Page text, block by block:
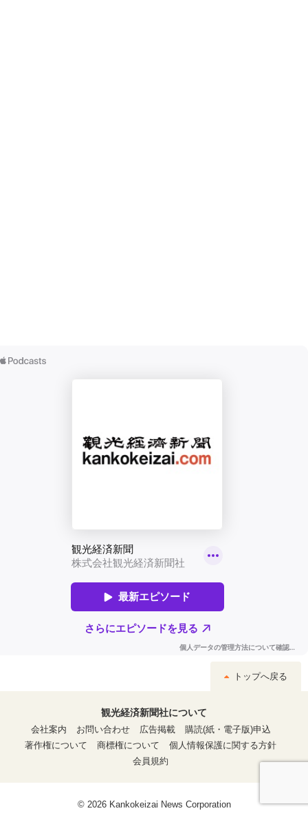
トップへ戻る
観光経済新聞社について
会社案内
お問い合わせ 広告掲載
購読(紙・電子版)申込
著作権について
商標権について
個人情報保護に関する方針
会員規約
© 2026 Kankokeizai News Corporation